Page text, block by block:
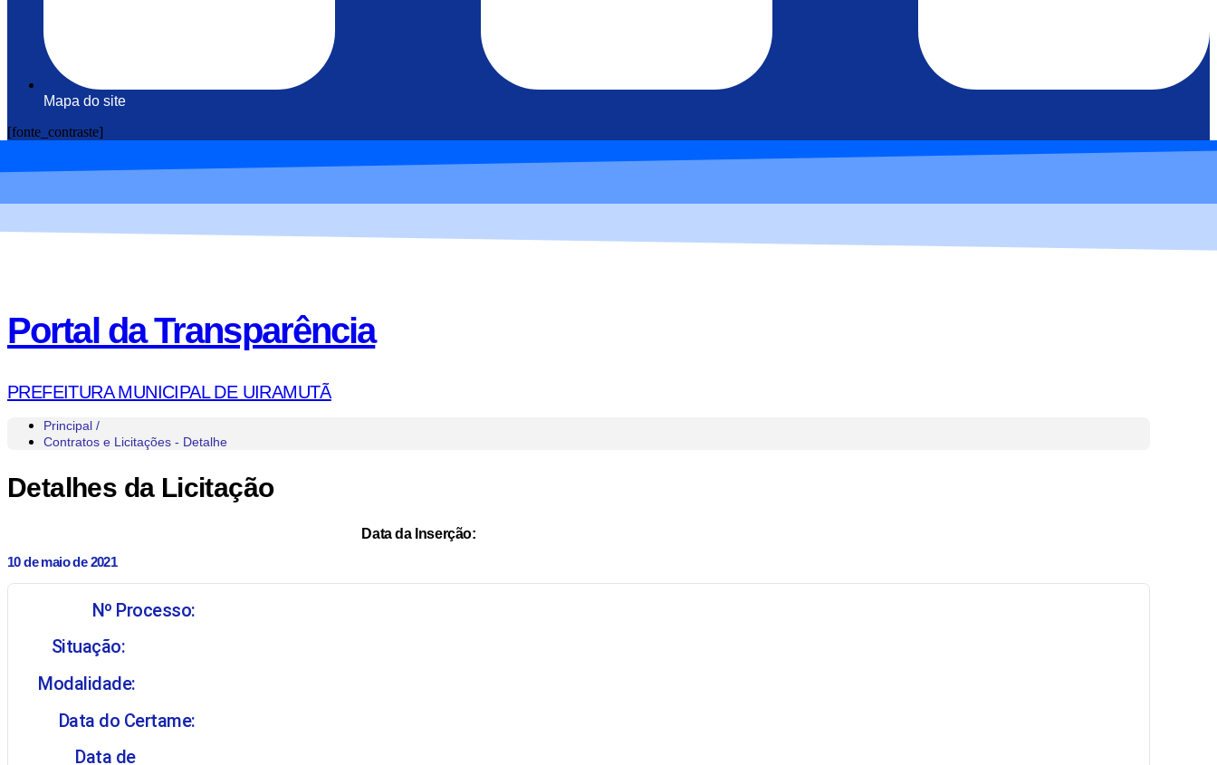
Mapa do site
[fonte_contraste]
Portal da Transparência
PREFEITURA MUNICIPAL DE UIRAMUTÃ
Principal /
Contratos e Licitações - Detalhe
Detalhes da Licitação
Data da Inserção:
10 de maio de 2021
Nº Processo:
Situação:
Modalidade:
Data do Certame:
Data de